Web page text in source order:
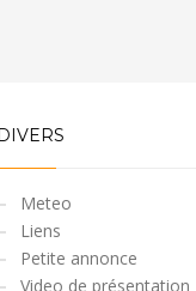
Meteo
Liens
Petite annonce
Video de présentation